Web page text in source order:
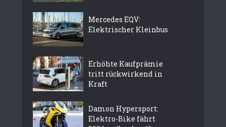
Mercedes EQV:
Elektrischer Kleinbus
Erhöhte Kaufprämie
tritt rückwirkend in
Kraft
Damon Hypersport:
Elektro-Bike fährt